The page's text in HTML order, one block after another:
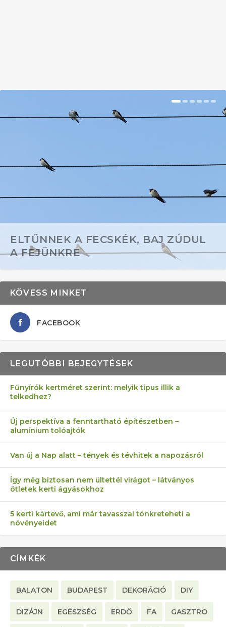
ELTŰNNEK A FECSKÉK, BAJ ZÚDUL
A FEJÜNKRE
AZ ÖNELLÁTÁS 13 PONTJA
KEZDŐKNEK
6 LEGJOBB NÖVÉNY SZOMSZÉD
ELLEN
FÉLREÉRTETT KERTÉSZKEDÉS:
TÉRKŐ ÉS MURVA
AKI ELDOBÁLJA A CIGICSIKKEKET,
AZ EGY KÖ…
MÁRPEDIG A TŰZIJÁTÉK NEM MENŐ!
KÖVESS MINKET
FACEBOOK
LEGUTÓBBI BEJEGYTÉSEK
Fűnyírók kertméret szerint: melyik típus illik a
telkedhez?
Új perspektíva a fenntartható építészetben –
alumínium tolóajtók
Van új a Nap alatt – tények és tévhitek a napozásról
Így még biztosan nem ültettél virágot – látványos
ötletek kerti ágyásokhoz
5 kerti kártevő, ami már tavasszal tönkreteheti a
növényeidet
CÍMKÉK
BALATON BUDAPEST DEKORÁCIÓ DIY
DIZÁJN EGÉSZSÉG ERDŐ FA GASZTRO